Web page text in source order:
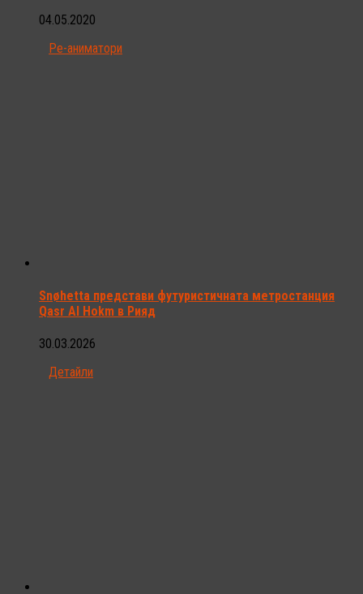
04.05.2020
Ре-аниматори
Snøhetta представи футуристичната метростанция
Qasr Al Hokm в Рияд
30.03.2026
Детайли